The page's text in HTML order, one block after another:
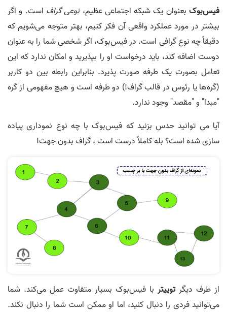
فیس‌بوکبعنوان یک شبکه اجتماعی عظیم، نوعی گراف است. و اگر
بیشتر در مورد عملکرد واقعی آن فکر کنیم، بهتر متوجه می‌شویم که
دقیقاً چه نوع گرافی است. در فیس‌بوک، اگر شخصی شما را به عنوان
دوست اضافه کند، باید درخواست او را بپذیرید و امکان ندارد که این
تعامل بصورت یک طرفه صورت پذیرد. بنابراین رابطه بین دو کاربر
(گره‌ها یا رئوس در قالب گراف!) دو طرفه است و هیچ مفهومی از گره
"مبدا" و "مقصد" وجود ندارد.
آیا می توانید حدس بزنید که فیس‌بوک با چه نوع نموداری پیاده
سازی شده است؟ بله کاملاً درست است ، گراف بدون جهت!
از طرف دیگر توییتر با فیس‌بوک بسیار متفاوت عمل می‌کند. شما
می‌توانید فردی را دنبال کنید، اما او ممکن است شما را دنبال نکند.